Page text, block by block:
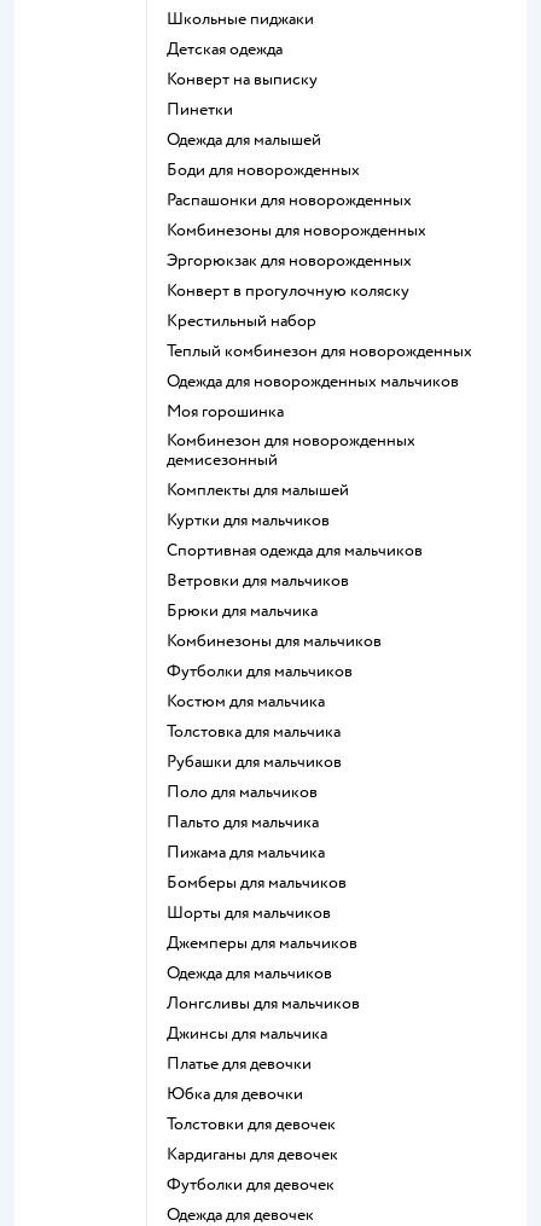
Школьные пиджаки
Детская одежда
Конверт на выписку
Пинетки
Одежда для малышей
Боди для новорожденных
Распашонки для новорожденных
Комбинезоны для новорожденных
Эргорюкзак для новорожденных
Конверт в прогулочную коляску
Крестильный набор
Теплый комбинезон для новорожденных
Одежда для новорожденных мальчиков
Моя горошинка
Комбинезон для новорожденных
демисезонный
Комплекты для малышей
Куртки для мальчиков
Спортивная одежда для мальчиков
Ветровки для мальчиков
Брюки для мальчика
Комбинезоны для мальчиков
Футболки для мальчиков
Костюм для мальчика
Толстовка для мальчика
Рубашки для мальчиков
Поло для мальчиков
Пальто для мальчика
Пижама для мальчика
Бомберы для мальчиков
Шорты для мальчиков
Джемперы для мальчиков
Одежда для мальчиков
Лонгсливы для мальчиков
Джинсы для мальчика
Платье для девочки
Юбка для девочки
Толстовки для девочек
Кардиганы для девочек
Футболки для девочек
Одежда для девочек